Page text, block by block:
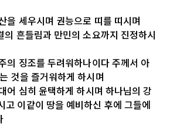
을 세우시며 권능으로 띠를 띠시며
의 흔들림과 만민의 소요까지 진정하시
의 징조를 두려워하나이다 주께서 아
것을 즐거워하게 하시며
어 심히 윤택하게 하시며 하나님의 강
고 이같이 땅을 예비하신 후에 그들에